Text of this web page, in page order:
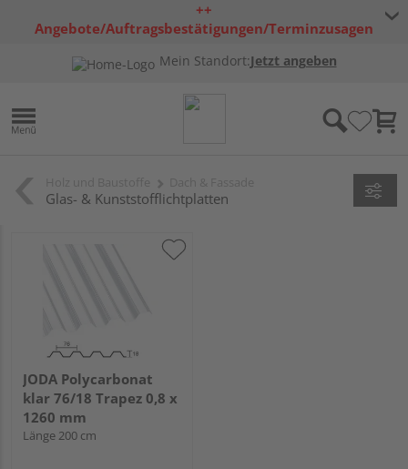
++
Angebote/Auftragsbestätigungen/Terminzusagen
Mein Standort:Jetzt angeben
Glas- & Kunststofflichtplatten
JODA Polycarbonat
klar 76/18 Trapez 0,8 x
1260 mm
Länge 200 cm